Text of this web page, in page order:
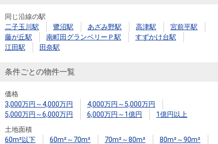
同じ沿線の駅
二子玉川駅
鷺沼駅 あざみ野駅 高津駅
宮前平駅
藤が丘駅
南町田グランベリーＰ駅
すずかけ台駅
江田駅
田奈駅
条件ごとの物件一覧
価格
3,000万円～4,000万円
4,000万円～5,000万円
5,000万円～6,000万円
6,000万円～1億円
1億円以上
土地面積
60m²以下
60m²～70m² 70m²～80m²
80m²～90m²